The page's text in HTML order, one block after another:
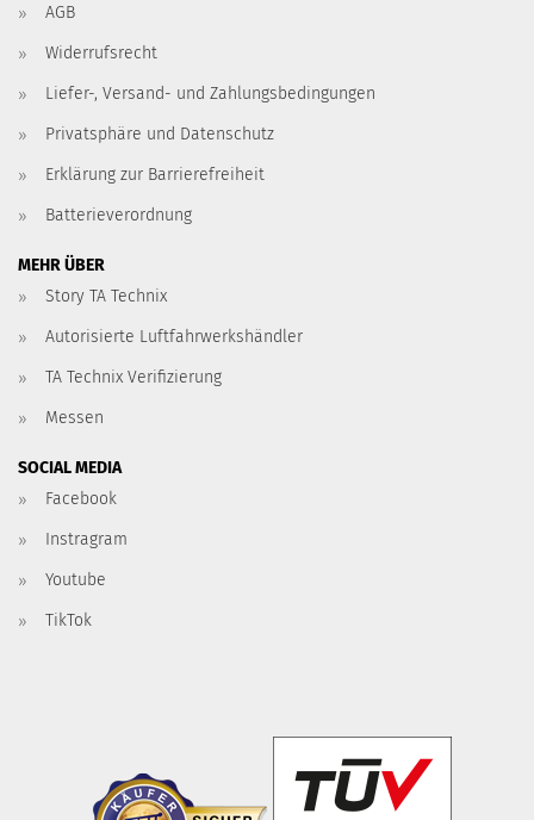
AGB
Widerrufsrecht
Liefer-, Versand- und Zahlungsbedingungen
Privatsphäre und Datenschutz
Erklärung zur Barrierefreiheit
Batterieverordnung
MEHR ÜBER
Story TA Technix
Autorisierte Luftfahrwerkshändler
TA Technix Verifizierung
Messen
SOCIAL MEDIA
Facebook
Instragram
Youtube
TikTok